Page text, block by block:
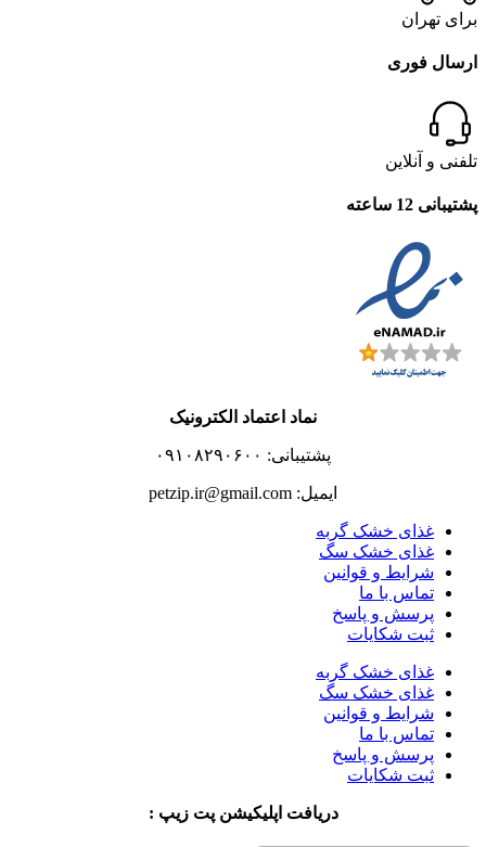
برای تهران
ارسال فوری
تلفنی و آنلاین
پشتیبانی 12 ساعته
نماد اعتماد الکترونیک
پشتیبانی: ۰۹۱۰۸۲۹۰۶۰۰
ایمیل: petzip.ir@gmail.com
غذای خشک گربه
غذای خشک سگ
شرایط و قوانین
تماس با ما
پرسش و پاسخ
ثبت شکایات
غذای خشک گربه
غذای خشک سگ
شرایط و قوانین
تماس با ما
پرسش و پاسخ
ثبت شکایات
دریافت اپلیکیشن پت زیپ :